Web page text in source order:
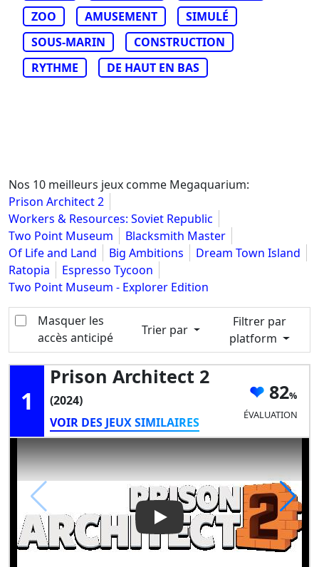
ZOO
AMUSEMENT
SIMULÉ
SOUS-MARIN
CONSTRUCTION
RYTHME
DE HAUT EN BAS
Nos 10 meilleurs jeux comme Megaquarium:
Prison Architect 2
Workers & Resources: Soviet Republic
Two Point Museum
Blacksmith Master
Of Life and Land
Big Ambitions
Dream Town Island
Ratopia
Espresso Tycoon
Two Point Museum - Explorer Edition
Masquer les
accès anticipé
Trier par
Filtrer par
platform
1
Prison Architect 2
(2024)
VOIR DES JEUX SIMILAIRES
82
ÉVALUATION
Play Video: Prison Architect 2